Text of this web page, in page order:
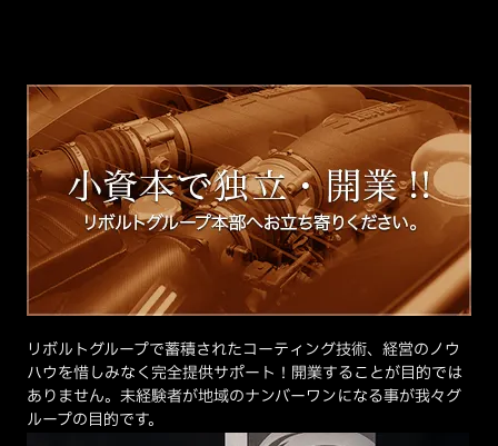
リボルトグループで蓄積されたコーティング技術、経営のノウ
ハウを惜しみなく完全提供サポート！開業することが目的では
ありません。未経験者が地域のナンバーワンになる事が我々グ
ループの目的です。